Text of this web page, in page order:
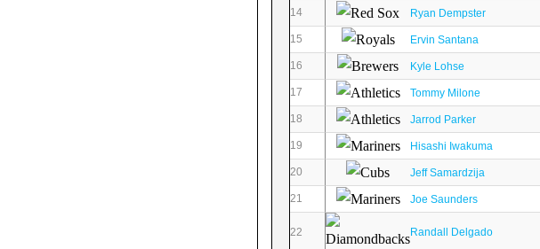
14 Ryan Dempster
15 Ervin Santana
16 Kyle Lohse
17 Tommy Milone
18 Jarrod Parker
19 Hisashi Iwakuma
20 Jeff Samardzija
21 Joe Saunders
22 Randall Delgado